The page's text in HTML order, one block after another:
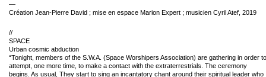
—
Création Jean-Pierre David ; mise en espace Marion Expert ; musicien Cyril Atef, 2019
//
SPACE
Urban cosmic abduction
“Tonight, members of the S.W.A. (Space Worshipers Association) are gathering in order to
attempt, one more time, to make a contact with the extraterrestrials. The ceremony
begins. As usual, They start to sing an incantatory chant around their spiritual leader who